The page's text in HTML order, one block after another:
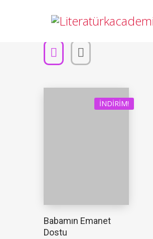
İNDIRIM!
Babamın Emanet
Dostu